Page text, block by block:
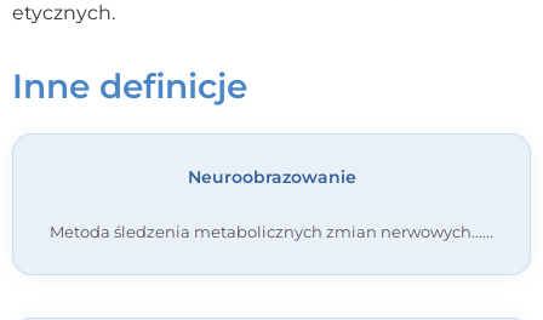
Dla specjalistów
Kontakt
etycznych.
Inne definicje
Neuroobrazowanie
Metoda śledzenia metabolicznych zmian nerwowych...